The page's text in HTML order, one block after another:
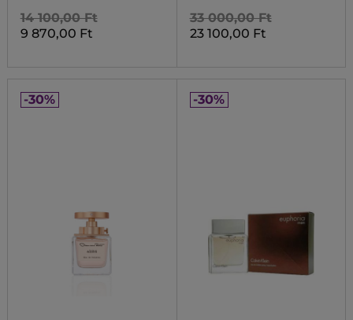
14 100,00 Ft
9 870,00 Ft
33 000,00 Ft
23 100,00 Ft
-30% -30%